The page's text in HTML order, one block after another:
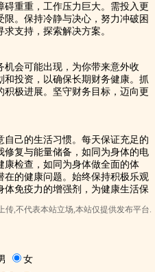
重重，工作压力巨大。需投入更
。保持冷静与决心，努力冲破困
支持，探索解决方案。
机会可能出现，为你带来意外收
投资，以确保长期财务健康。抓
极进展。坚守财务目标，迈向更
己的生活习惯。每天保证充足的
修复与能量储备，如同为身体的电
康检查，如同为身体做全面的体
的健康问题。始终保持积极乐观
体免疫力的增强剂，为健康生活保
传,不代表本站立场,本站仅提供发布平台.